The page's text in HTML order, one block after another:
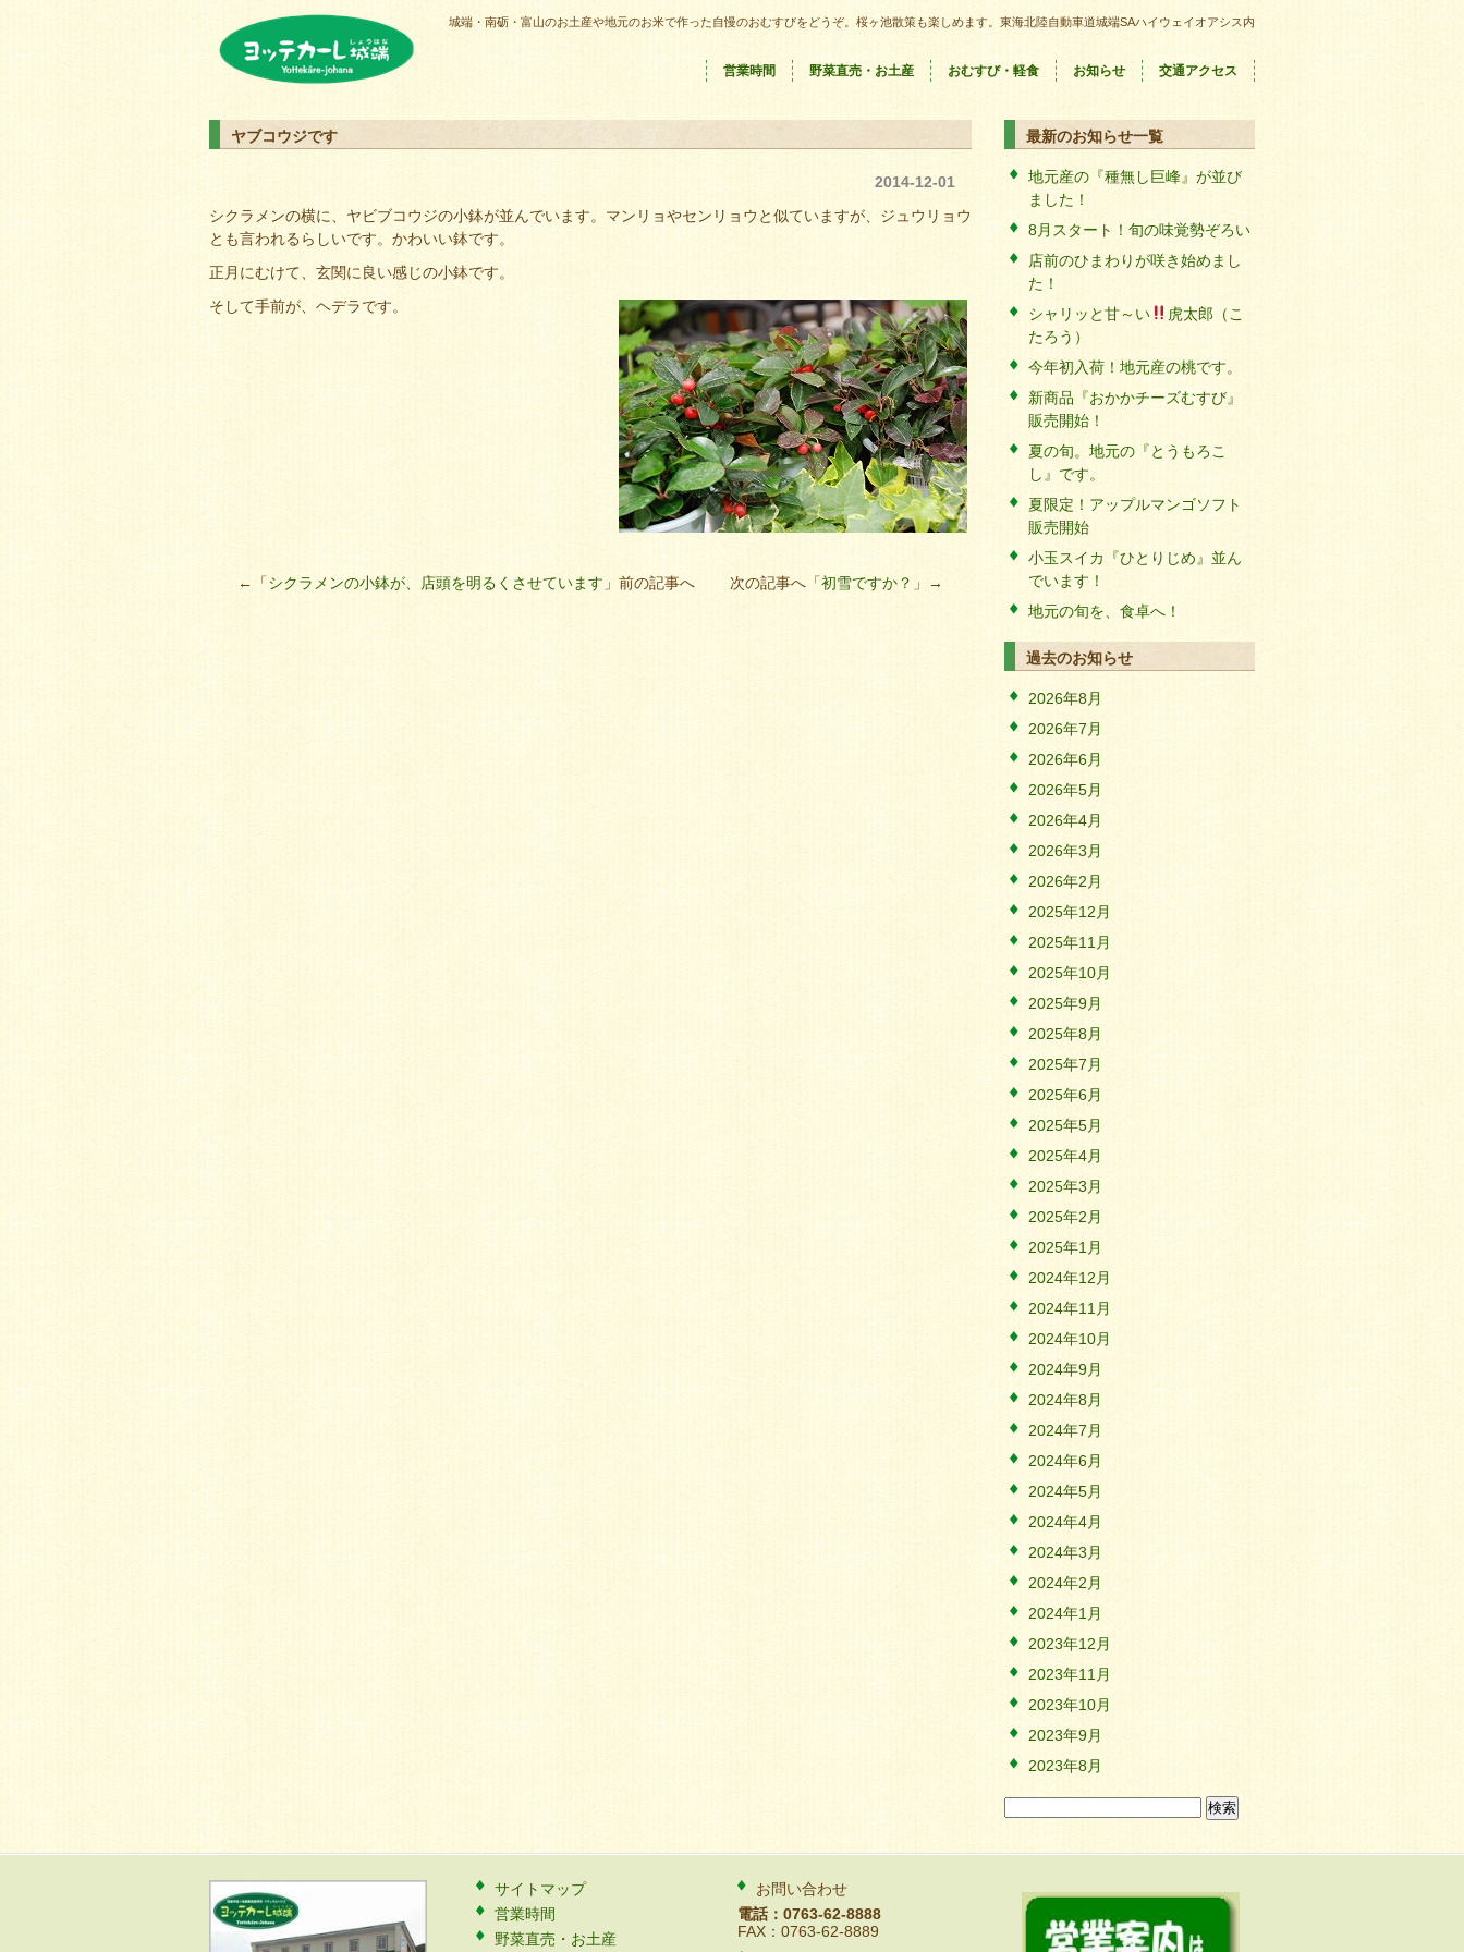
城端・南砺・富山のお土産や地元のお米で作った自慢のおむすびをどうぞ。桜ヶ池散策も楽しめます。東海北陸自動車道城端SAハイウェイオアシス内
営業時間 野菜直売・お土産 おむすび・軽食 お知らせ 交通アクセス
ヤブコウジです
2014-12-01
シクラメンの横に、ヤビブコウジの小鉢が並んでいます。マンリョやセンリョウと似ていますが、ジュウリョウ
とも言われるらしいです。かわいい鉢です。
正月にむけて、玄関に良い感じの小鉢です。
そして手前が、ヘデラです。
←「シクラメンの小鉢が、店頭を明るくさせています 」前の記事へ 次の記事へ「初雪ですか？ 」→
最新のお知らせ一覧
地元産の『種無し巨峰』が並び
ました！
8月スタート！旬の味覚勢ぞろい
店前のひまわりが咲き始めまし
た！
シャリッと甘～い
虎太郎（こ
たろう）
今年初入荷！地元産の桃です。
新商品『おかかチーズむすび』
販売開始！
夏の旬。地元の『とうもろこ
し』です。
夏限定！アップルマンゴソフト
販売開始
小玉スイカ『ひとりじめ』並ん
でいます！
地元の旬を、食卓へ！
過去のお知らせ
2026年8月
2026年7月
2026年6月
2026年5月
2026年4月
2026年3月
2026年2月
2025年12月
2025年11月
2025年10月
2025年9月
2025年8月
2025年7月
2025年6月
2025年5月
2025年4月
2025年3月
2025年2月
2025年1月
2024年12月
2024年11月
2024年10月
2024年9月
2024年8月
2024年7月
2024年6月
2024年5月
2024年4月
2024年3月
2024年2月
2024年1月
2023年12月
2023年11月
2023年10月
2023年9月
2023年8月
索:
サイトマップ
営業時間
野菜直売・お土産
お問い合わせ
電話：0763-62-8888
FAX：0763-62-8889